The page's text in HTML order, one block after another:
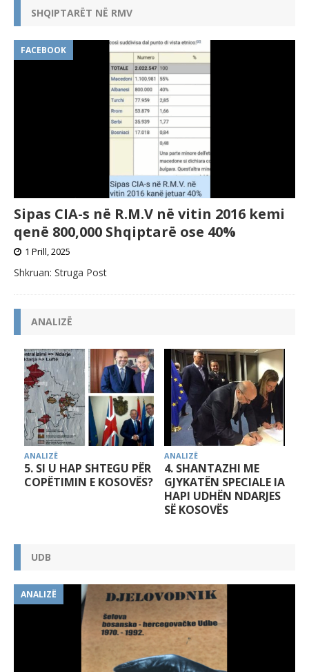
SHQIPTARËT NË RMV
FACEBOOK
Sipas CIA-s në R.M.V në vitin 2016 kemi
qenë 800,000 Shqiptarë ose 40%
1 Prill, 2025
Shkruan: Struga Post
ANALIZË
ANALIZË
5. SI U HAP SHTEGU PËR
COPËTIMIN E KOSOVËS?
ANALIZË
4. SHANTAZHI ME
GJYKATËN SPECIALE IA
HAPI UDHËN NDARJES
SË KOSOVËS
UDB
ANALIZË